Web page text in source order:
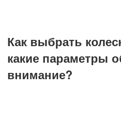
Как выбрать
какие параметры
внимание?